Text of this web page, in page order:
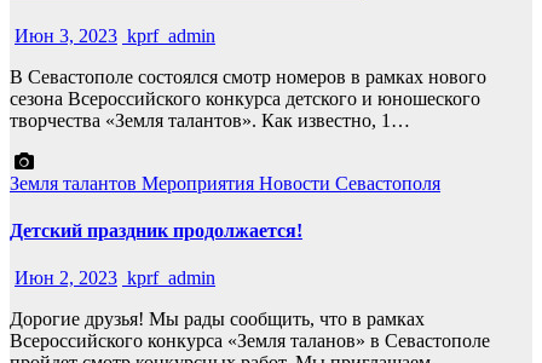
Июн 3, 2023 kprf_admin
В Севастополе состоялся смотр номеров в рамках нового
сезона Всероссийского конкурса детского и юношеского
творчества «Земля талантов». Как известно, 1…
Земля талантов Мероприятия Новости Севастополя
Детский праздник продолжается!
Июн 2, 2023 kprf_admin
Дорогие друзья! Мы рады сообщить, что в рамках
Всероссийского конкурса «Земля таланов» в Севастополе